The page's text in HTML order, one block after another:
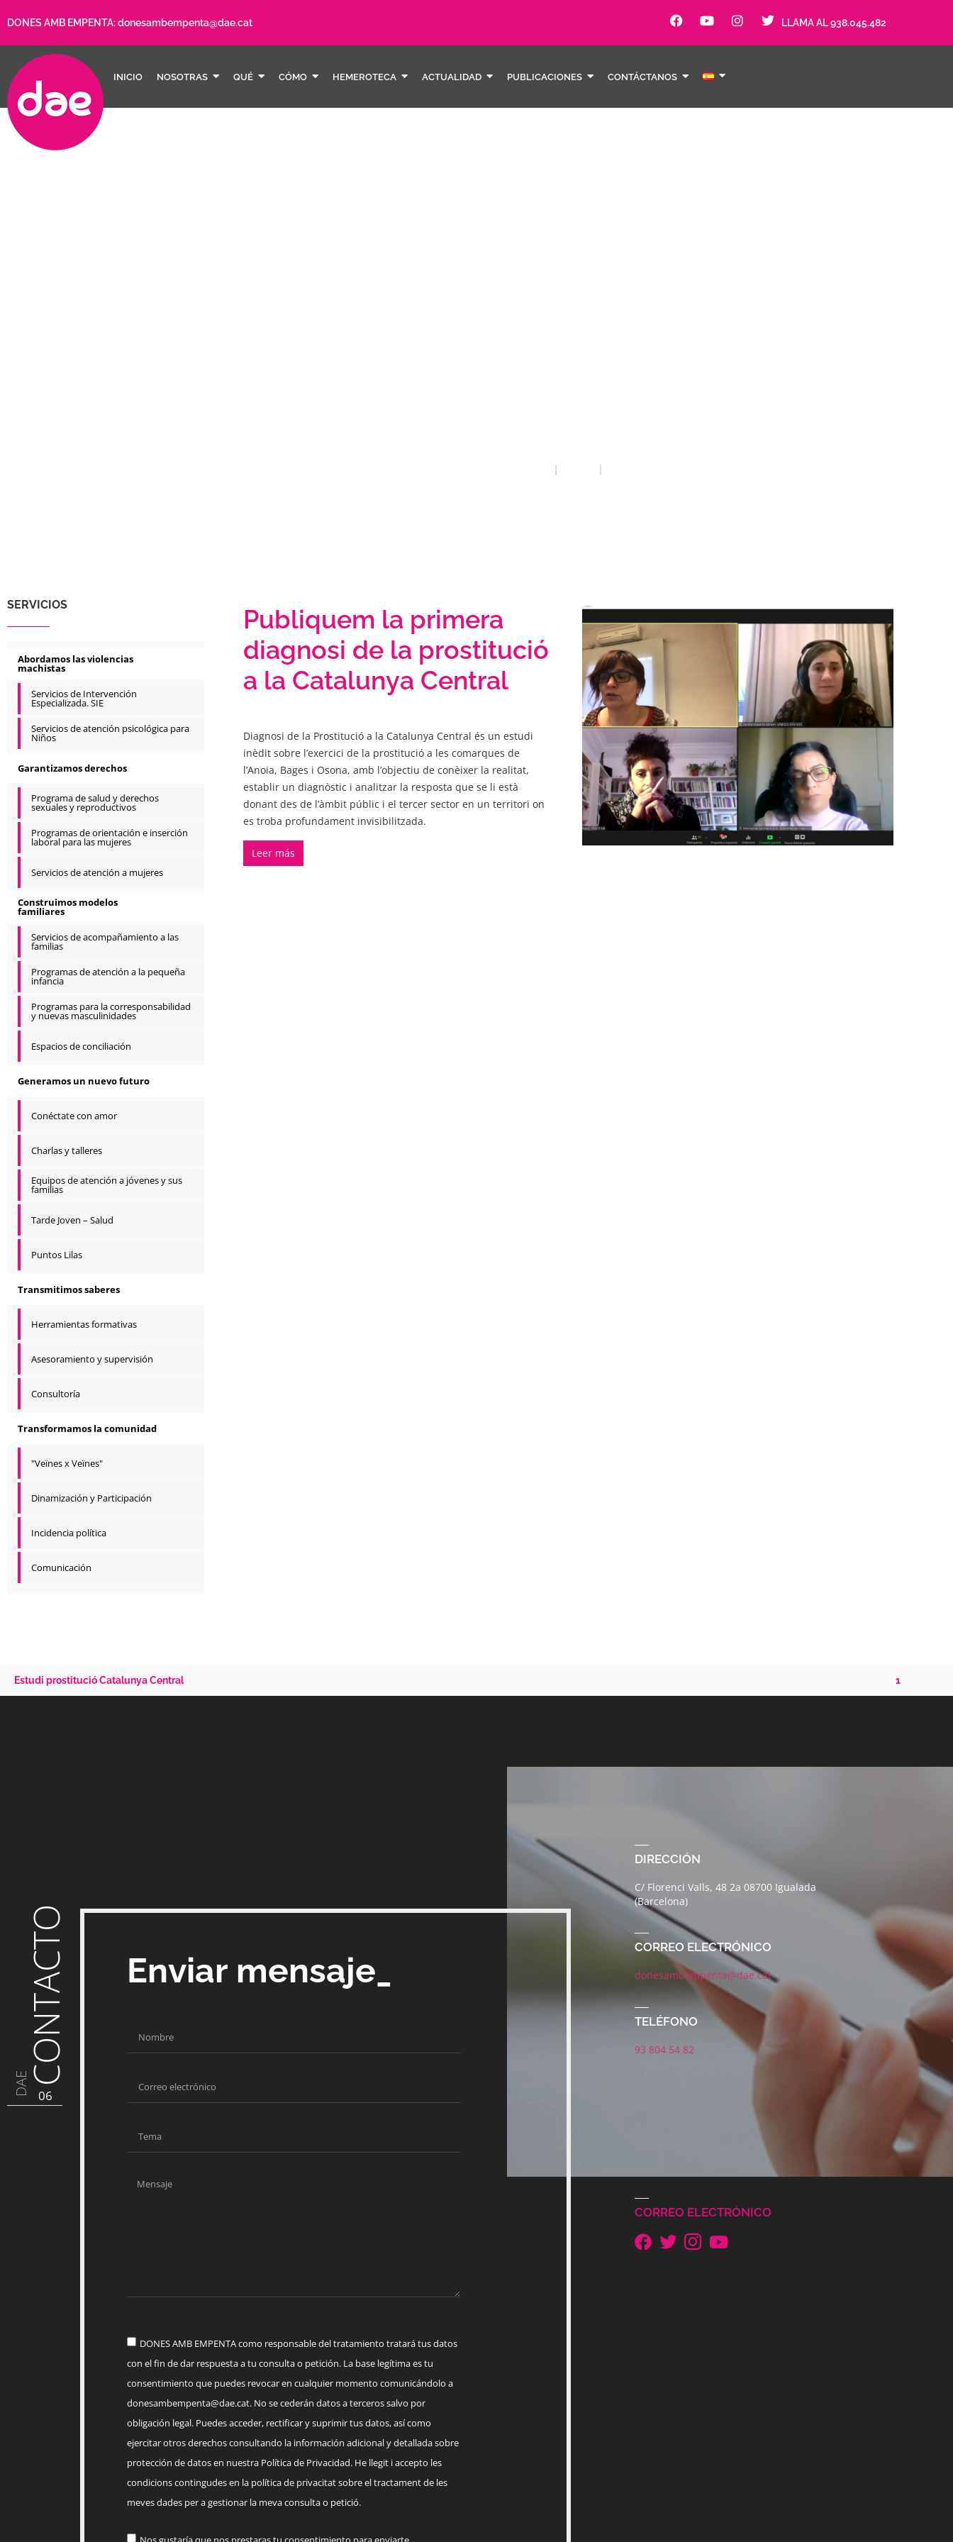
DONES AMB EMPENTA:donesambempenta@dae.cat LLAMA AL 938.045.482
INICIO NOSOTRAS QUÉ CÓMO HEMEROTECA ACTUALIDAD PUBLICACIONES CONTÁCTANOS
SERVICIOS
Abordamos las violencias
machistas
Servicios de Intervención
Especializada. SIE
Servicios de atención psicológica para
Niños
Garantizamos derechos
Programa de salud y derechos
sexuales y reproductivos
Programas de orientación e inserción
laboral para las mujeres
Servicios de atención a mujeres
Construimos modelos
familiares
Servicios de acompañamiento a las
familias
Programas de atención a la pequeña
infancia
Programas para la corresponsabilidad
y nuevas masculinidades
Espacios de conciliación
Generamos un nuevo futuro
Conéctate con amor
Charlas y talleres
Equipos de atención a jóvenes y sus
familias
Tarde Joven – Salud
Puntos Lilas
Transmitimos saberes
Herramientas formativas
Asesoramiento y supervisión
Consultoría
Transformamos la comunidad
"Veïnes x Veïnes"
Dinamización y Participación
Incidencia política
Comunicación
Publiquem la primera
diagnosi de la prostitució
a la Catalunya Central
Diagnosi de la Prostitució a la Catalunya Central és un estudi
inèdit sobre l’exercici de la prostitució a les comarques de
l’Anoia, Bages i Osona, amb l’objectiu de conèixer la realitat,
establir un diagnòstic i analitzar la resposta que se li està
donant des de l’àmbit públic i el tercer sector en un territori on
es troba profundament invisibilitzada.
Leer más
Estudi prostitució Catalunya Central 1
DAE CONTACTO
06
Enviar mensaje_
DONES AMB EMPENTA como responsable del tratamiento tratará tus datos
con el fin de dar respuesta a tu consulta o petición. La base legítima es tu
consentimiento que puedes revocar en cualquier momento comunicándolo a
donesambempenta@dae.cat. No se cederán datos a terceros salvo por
obligación legal. Puedes acceder, rectificar y suprimir tus datos, así como
ejercitar otros derechos consultando la información adicional y detallada sobre
protección de datos en nuestra Política de Privacidad. He llegit i accepto les
condicions contingudes en la política de privacitat sobre el tractament de les
meves dades per a gestionar la meva consulta o petició.
DIRECCIÓN
C/ Florenci Valls, 48 2a 08700 Igualada
(Barcelona)
CORREO ELECTRÓNICO
donesambempenta@dae.cat
TELÉFONO
93 804 54 82
CORREO ELECTRÓNICO